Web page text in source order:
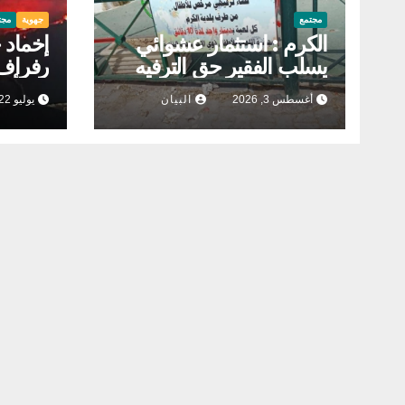
مجتمع
الكرم : استثمار عشوائي
يسلب الفقير حق الترفيه
أغسطس 3, 2026 البيان
جهوية
يوليو 22, 2026